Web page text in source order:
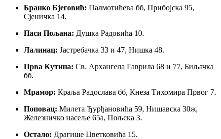
Бранко Бјеговић: Палмотићева бб, Прибојска 95,
Сјеничка 14.
Паси Пољана: Душка Радовића 10.
Лалинац: Јастребачка 33 и 47, Нишка 48.
Прва Кутина: Св. Архангела Гаврила 68 и 77, Биљачка
бб.
Мрамор: Краља Радослава бб, Кнеза Тихомира Првог 7.
Поповац: Милета Ђурђановића 59, Нишавска 30ж,
Железничко насеље 65а, Пољска 3.
Остало: Драгише Цветковића 15.